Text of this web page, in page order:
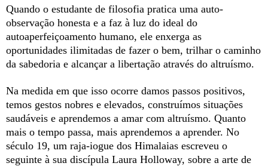
Quando o estudante de filosofia pratica uma auto-
observação honesta e a faz à luz do ideal do
autoaperfeiçoamento humano, ele enxerga as
oportunidades ilimitadas de fazer o bem, trilhar o caminho
da sabedoria e alcançar a libertação através do altruísmo.
Na medida em que isso ocorre damos passos positivos,
temos gestos nobres e elevados, construímos situações
saudáveis e aprendemos a amar com altruísmo. Quanto
mais o tempo passa, mais aprendemos a aprender. No
século 19, um raja-iogue dos Himalaias escreveu o
seguinte à sua discípula Laura Holloway, sobre a arte de